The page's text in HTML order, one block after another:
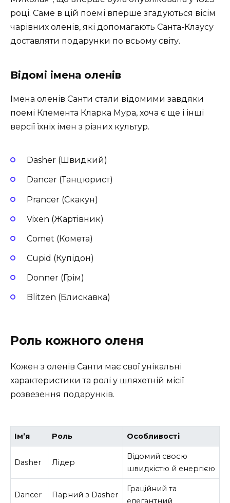
році. Саме в цій поемі вперше згадуються вісім
чарівних оленів, які допомагають Санта-Клаусу
доставляти подарунки по всьому світу.
Відомі імена оленів
Імена оленів Санти стали відомими завдяки
поемі Клемента Кларка Мура, хоча є ще і інші
версії їхніх імен з різних культур.
Dasher (Швидкий)
Dancer (Танцюрист)
Prancer (Скакун)
Vixen (Жартівник)
Comet (Комета)
Cupid (Купідон)
Donner (Грім)
Blitzen (Блискавка)
Роль кожного оленя
Кожен з оленів Санти має свої унікальні
характеристики та ролі у шляхетній місії
розвезення подарунків.
Ім’я Роль Особливості
Dasher Лідер
Відомий своєю
швидкістю й енергією
Dancer Парний з Dasher
Граційний та